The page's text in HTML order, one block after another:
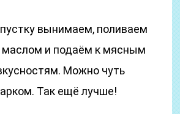
вынимаем, поливаем
и подаём к мясным
Можно чуть
Так ещё лучше!